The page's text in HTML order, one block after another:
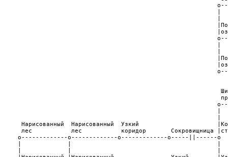
|
|
|
Нарисованный  Нарисованный  Узкий
лес           лес           коридор       Сокровищница
o-------------o-------------o-------------o-----||------o